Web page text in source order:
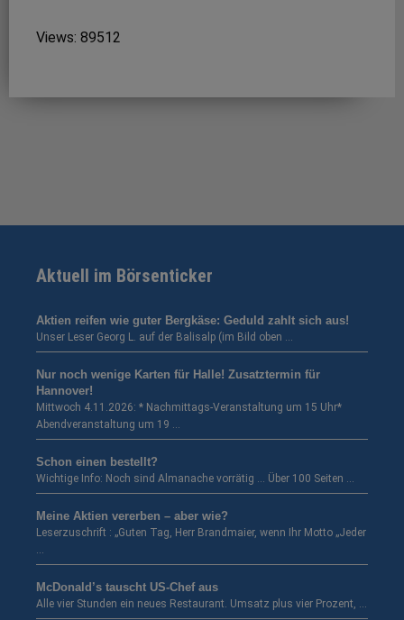
Views: 89512
Aktuell im Börsenticker
Aktien reifen wie guter Bergkäse: Geduld zahlt sich aus!
Unser Leser Georg L. auf der Balisalp (im Bild oben …
Nur noch wenige Karten für Halle! Zusatztermin für
Hannover!
Mittwoch 4.11.2026: * Nachmittags-Veranstaltung um 15 Uhr*
Abendveranstaltung um 19 …
Schon einen bestellt?
Wichtige Info: Noch sind Almanache vorrätig … Über 100 Seiten …
Meine Aktien vererben – aber wie?
Leserzuschrift : „Guten Tag, Herr Brandmaier, wenn Ihr Motto „Jeder
…
McDonald’s tauscht US-Chef aus
Alle vier Stunden ein neues Restaurant. Umsatz plus vier Prozent, …